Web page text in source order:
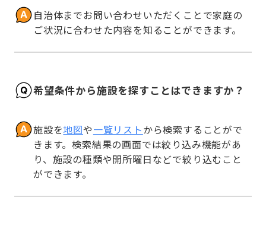
自治体までお問い合わせいただくことで家庭の
ご状況に合わせた内容を知ることができます。
希望条件から施設を探すことはできますか？
施設を地図や一覧リストから検索することがで
きます。検索結果の画面では絞り込み機能があ
り、施設の種類や開所曜日などで絞り込むこと
ができます。